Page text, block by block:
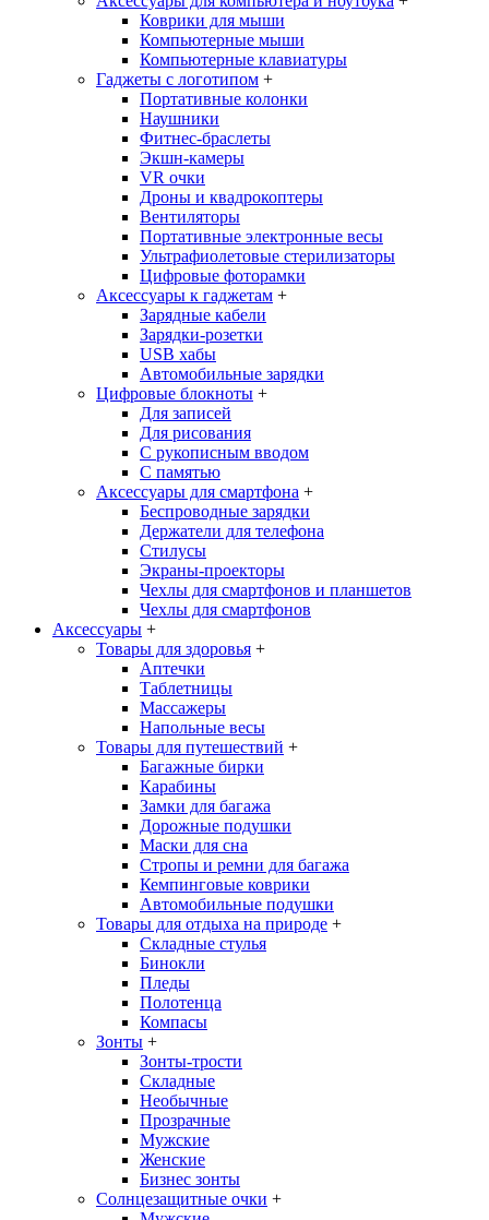
Коврики для мыши
Компьютерные мыши
Компьютерные клавиатуры
Гаджеты с логотипом +
Портативные колонки
Наушники
Фитнес-браслеты
Экшн-камеры
VR очки
Дроны и квадрокоптеры
Вентиляторы
Портативные электронные весы
Ультрафиолетовые стерилизаторы
Цифровые фоторамки
Аксессуары к гаджетам +
Зарядные кабели
Зарядки-розетки
USB хабы
Автомобильные зарядки
Цифровые блокноты +
Для записей
Для рисования
С рукописным вводом
С памятью
Аксессуары для смартфона +
Беспроводные зарядки
Держатели для телефона
Стилусы
Экраны-проекторы
Чехлы для смартфонов и планшетов
Чехлы для смартфонов
Аксессуары +
Товары для здоровья +
Аптечки
Таблетницы
Массажеры
Напольные весы
Товары для путешествий +
Багажные бирки
Карабины
Замки для багажа
Дорожные подушки
Маски для сна
Стропы и ремни для багажа
Кемпинговые коврики
Автомобильные подушки
Товары для отдыха на природе +
Складные стулья
Бинокли
Пледы
Полотенца
Компасы
Зонты +
Зонты-трости
Складные
Необычные
Прозрачные
Мужские
Женские
Бизнес зонты
Солнцезащитные очки +